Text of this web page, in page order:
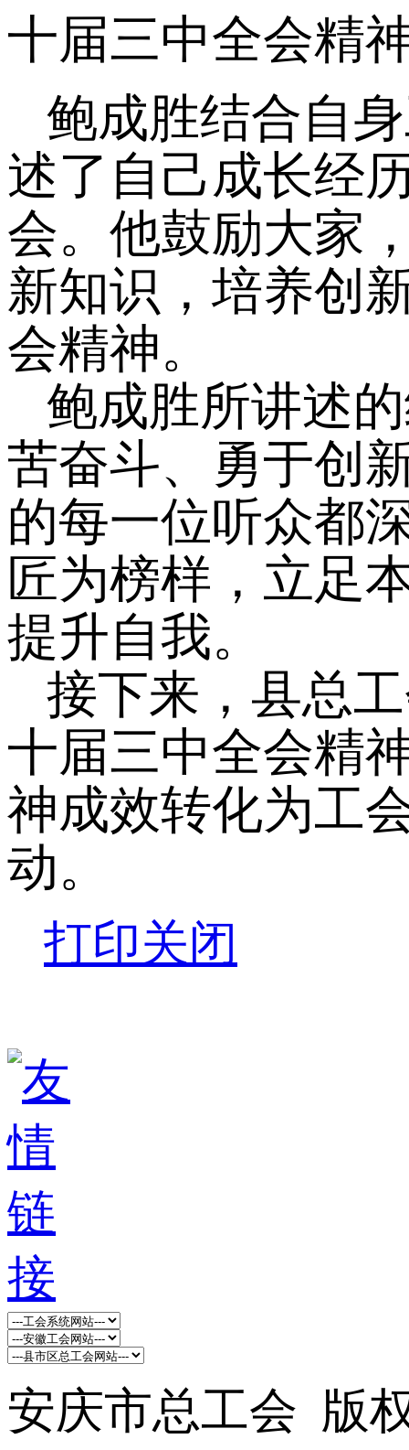
十届三中全会
鲍成胜结合自
述了自己成长经
会。 他鼓励大家
新知识，培养创
会精神。
鲍成胜所讲述
苦奋斗、勇于创
的每一位听众都
匠为榜样，立足
提升自我。
接下来， 县总
十届三中全会精
神成效转化为工
动。
打印关闭
安庆市总工会 版